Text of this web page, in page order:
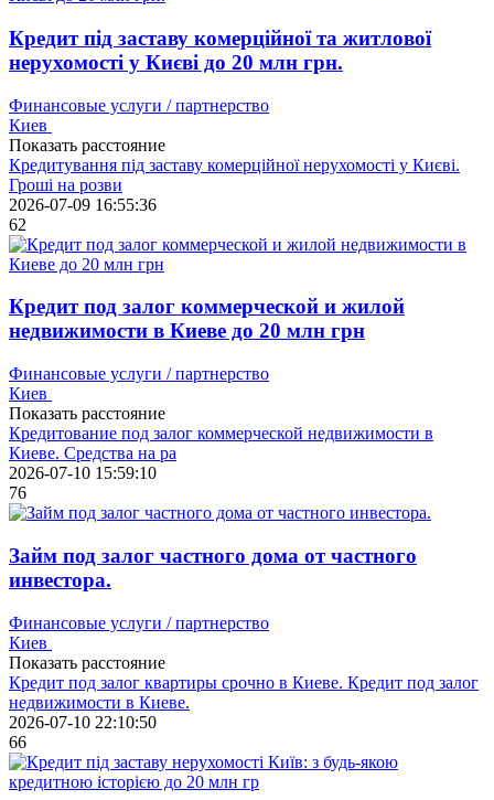
Кредит під заставу комерційної та житлової
нерухомості у Києві до 20 млн грн.
Финансовые услуги / партнерство
Киев
Показать расстояние
Кредитування під заставу комерційної нерухомості у Києві.
Гроші на розви
2026-07-09 16:55:36
62
Кредит под залог коммерческой и жилой
недвижимости в Киеве до 20 млн грн
Финансовые услуги / партнерство
Киев
Показать расстояние
Кредитование под залог коммерческой недвижимости в
Киеве. Средства на ра
2026-07-10 15:59:10
76
Займ под залог частного дома от частного
инвестора.
Финансовые услуги / партнерство
Киев
Показать расстояние
Кредит под залог квартиры срочно в Киеве. Кредит под залог
недвижимости в Киеве.
2026-07-10 22:10:50
66